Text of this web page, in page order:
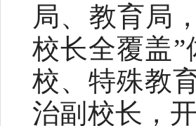
局、教育局
校长全覆盖
校、特殊教
治副校长，